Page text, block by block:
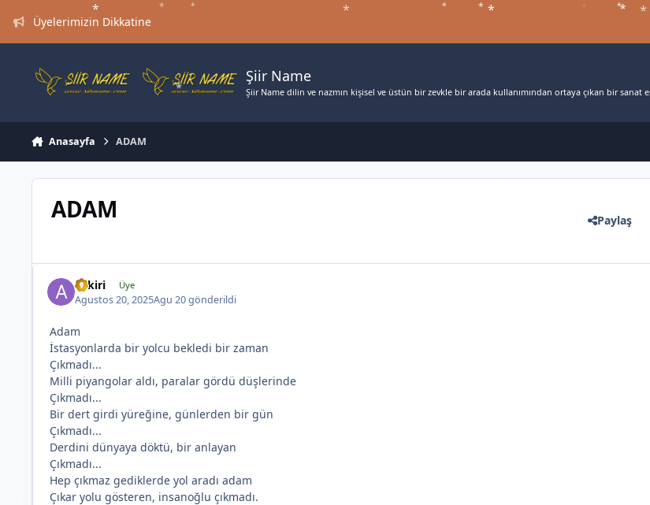
Üyelerimizin Dikkatine
Şiir Name
Şiir Name dilin ve nazmın kişisel ve üstün bir zevkle bir arada kullanımından ortaya çıkan bir
Anasayfa ADAM
ADAM Paylaş
aykiri Üye
Agustos 20, 2025Agu 20gönderildi
Adam
İstasyonlarda bir yolcu bekledi bir zaman
Çıkmadı...
Milli piyangolar aldı, paralar gördü düşlerinde
Çıkmadı...
Bir dert girdi yüreğine, günlerden bir gün
Çıkmadı...
Derdini dünyaya döktü, bir anlayan
Çıkmadı...
Hep çıkmaz gediklerde yol aradı adam
Çıkar yolu gösteren, insanoğlu çıkmadı.
*
*
* *
* **
*